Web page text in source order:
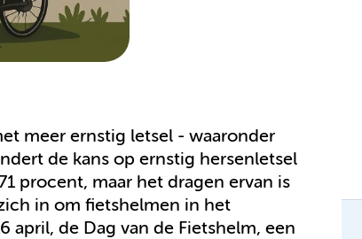
meer ernstig letsel - waaronder
de kans op ernstig hersenletsel
procent, maar het dragen ervan is
in om fietshelmen in het
april, de Dag van de Fietshelm, een